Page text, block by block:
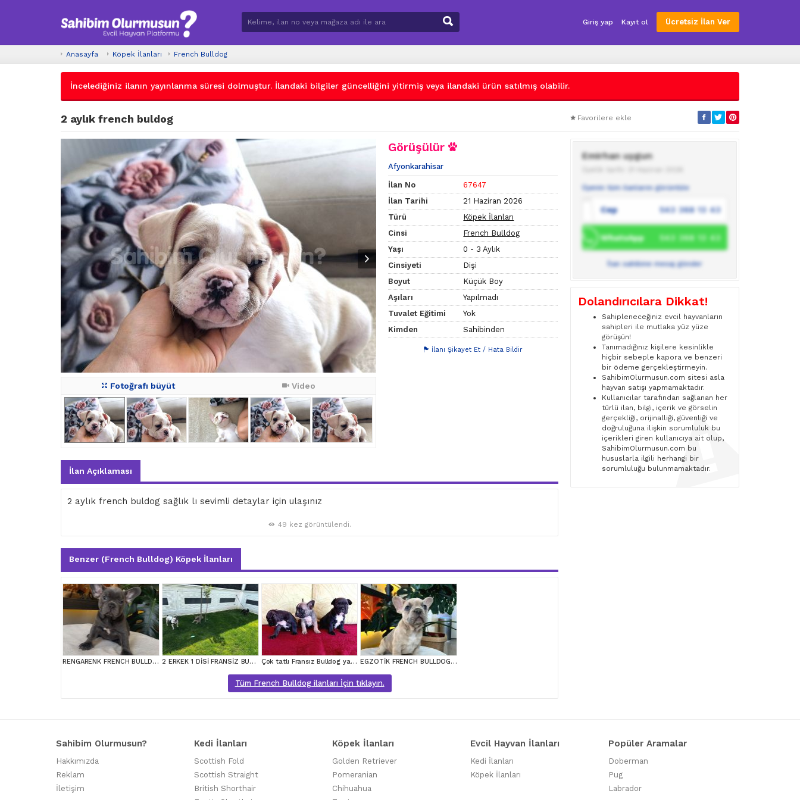
Giriş yap Kayıt ol Ücretsiz İlan Ver
Anasayfa Köpek İlanları French Bulldog
İncelediğiniz ilanın yayınlanma süresi dolmuştur. İlandaki bilgiler güncelliğini yitirmiş veya ilandaki ürün satılmış olabilir.
2 aylık french buldog Favorilere ekle
Fotoğrafı büyüt Video
Görüşülür
Afyonkarahisar
İlan No
67647
İlan Tarihi
21 Haziran 2026
Türü
Köpek İlanları
Cinsi
French Bulldog
Yaşı
0 - 3 Aylık
Cinsiyeti
Dişi
Boyut
Küçük Boy
Aşıları
Yapılmadı
Tuvalet Eğitimi
Yok
Kimden
Sahibinden
İlanı Şikayet Et / Hata Bildir
İlan Açıklaması
2 aylık french buldog sağlık lı sevimli detaylar için ulaşınız
49 kez görüntülendi.
Benzer (French Bulldog) Köpek İlanları
RENGARENK FRENCH BULLDOG YAVRULARIM EGZOTİK 2 ERKEK 1 DİSİ FRANSİZ BULLDOG KÖPEKLER VERİLECEKTİR. Çok tatlı Fransız Bulldog yavruları EGZOTİK FRENCH BULLDOG YAVRULARIM HARİKA RENKLER VE ANATOMİ
Tüm French Bulldog ilanları İçin tıklayın.
Emirhan uygun
Üyenin tüm ilanlarını görüntüle
Cep 543 368 13 43
WhatsApp 543 368 13 43
İlan sahibine mesaj gönder
Dolandırıcılara Dikkat!
Sahipleneceğiniz evcil hayvanların
sahipleri ile mutlaka yüz yüze
görüşün!
Tanımadığınız kişilere kesinlikle
hiçbir sebeple kapora ve benzeri
bir ödeme gerçekleştirmeyin.
SahibimOlurmusun.com sitesi asla
hayvan satışı yapmamaktadır.
Kullanıcılar tarafından sağlanan her
türlü ilan, bilgi, içerik ve görselin
gerçekliği, orijinalliği, güvenliği ve
doğruluğuna ilişkin sorumluluk bu
içerikleri giren kullanıcıya ait olup,
SahibimOlurmusun.com bu
hususlarla ilgili herhangi bir
sorumluluğu bulunmamaktadır.
Sahibim Olurmusun?
Hakkımızda
Reklam
İletişim
Kedi İlanları
Scottish Fold
Scottish Straight
British Shorthair
Köpek İlanları
Golden Retriever
Pomeranian
Chihuahua
Evcil Hayvan İlanları
Kedi İlanları
Köpek İlanları
Popüler Aramalar
Doberman
Pug
Labrador